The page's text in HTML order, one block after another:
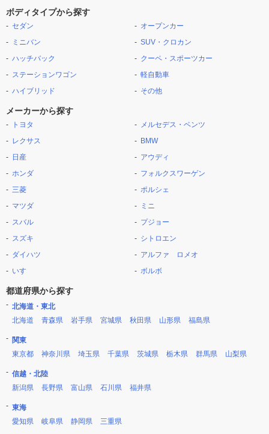
ボディタイプから探す
セダン
ミニバン
ハッチバック
ステーションワゴン
ハイブリッド
オープンカー
SUV・クロカン
クーペ・スポーツカー
軽自動車
その他
メーカーから探す
トヨタ
レクサス
日産
ホンダ
三菱
マツダ
スバル
スズキ
ダイハツ
いすゞ
メルセデス・ベンツ
BMW
アウディ
フォルクスワーゲン
ポルシェ
ミニ
プジョー
シトロエン
アルファ ロメオ
ボルボ
都道府県から探す
北海道・東北
北海道
青森県 岩手県 宮城県 秋田県 山形県 福島県
関東
東京都
神奈川県 埼玉県 千葉県 茨城県 栃木県 群馬県 山梨県
信越・北陸
新潟県
長野県 富山県 石川県 福井県
東海
愛知県
岐阜県 静岡県 三重県